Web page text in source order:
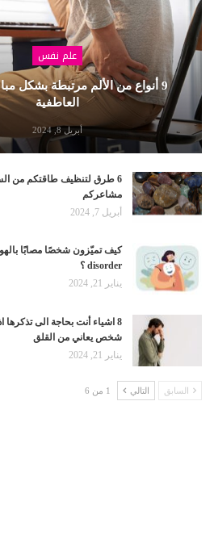
علم نفس
9 أنواع من الألم مرتبطة بشكل
العاطفية
أبريل 8, 2024
6 طرق لتنظيف طاقتكم من
مشاعركم
أبريل 7, 2024
disorder ؟
يناير 21, 2024
8 اشياء أنت بحاجة الى
شخص يعاني من القلق
يناير 21, 2024
السابق التالي 1 من 6